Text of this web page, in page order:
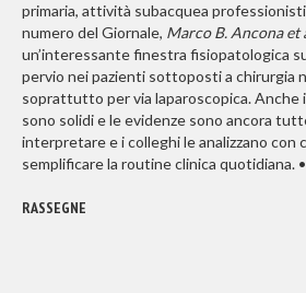
primaria, attività subacquea
numero del Giornale, Marco B. Ancona et
un’interessante finestra fisiopatologica
pervio nei pazienti sottoposti a chirurgia
soprattutto per via laparoscopica. Anche
sono solidi e le evidenze sono ancora
interpretare e i colleghi le analizzano con
semplificare la routine clinica quotidiana. •
RASSEGNE